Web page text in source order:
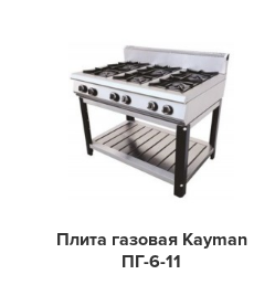
Плита газовая Kayman
ПГ-6-11